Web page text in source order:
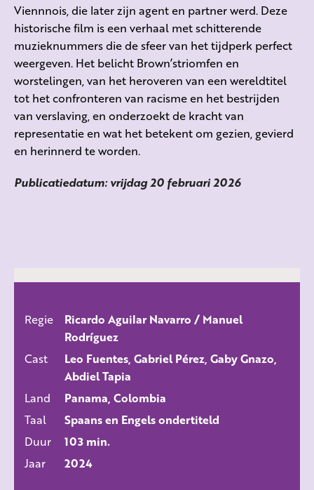
Viennnois, die later zijn agent en partner werd. Deze
historische film is een verhaal met schitterende
muzieknummers die de sfeer van het tijdperk perfect
weergeven. Het belicht Brown’striomfen en
worstelingen, van het heroveren van een wereldtitel
tot het confronteren van racisme en het bestrijden
van verslaving, en onderzoekt de kracht van
representatie en wat het betekent om gezien, gevierd
en herinnerd te worden.
Publicatiedatum: vrijdag 20 februari 2026
Regie
Ricardo Aguilar Navarro / Manuel
Rodríguez
Cast
Leo Fuentes, Gabriel Pérez, Gaby Gnazo,
Abdiel Tapia
Land
Panama, Colombia
Taal
Spaans en Engels ondertiteld
Duur
103 min.
Jaar
2024